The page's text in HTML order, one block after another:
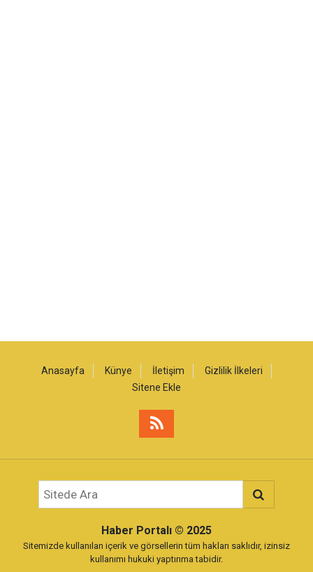
Anasayfa Künye İletişim
Gizlilik İlkeleri
Sitene Ekle
Haber Portalı © 2025
Sitemizde kullanılan içerik ve görsellerin tüm hakları saklıdır, izinsiz
kullanımı hukuki yaptırıma tabidir.